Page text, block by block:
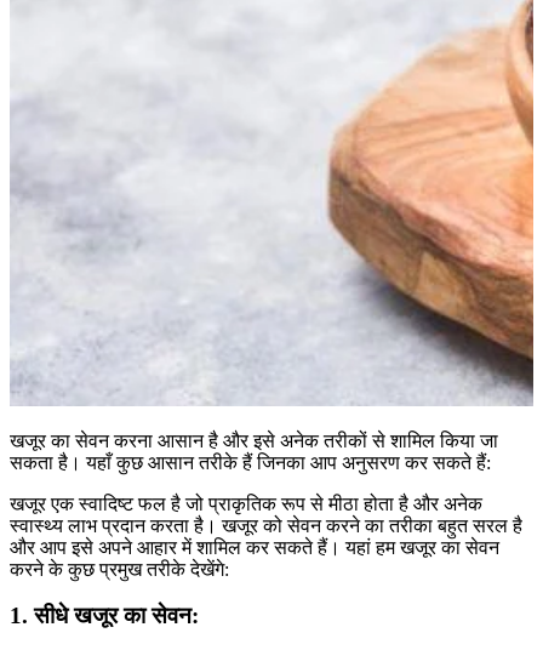
खजूर का सेवन करना आसान है और इसे अनेक तरीकों से शामिल किया जा
सकता है। यहाँ कुछ आसान तरीके हैं जिनका आप अनुसरण कर सकते हैं:
खजूर एक स्वादिष्ट फल है जो प्राकृतिक रूप से मीठा होता है और अनेक
स्वास्थ्य लाभ प्रदान करता है। खजूर को सेवन करने का तरीका बहुत सरल है
और आप इसे अपने आहार में शामिल कर सकते हैं। यहां हम खजूर का सेवन
करने के कुछ प्रमुख तरीके देखेंगे:
1. सीधे खजूर का सेवन: